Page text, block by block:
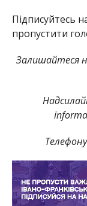
Підписуйтесь
пропустити
Залишайтеся